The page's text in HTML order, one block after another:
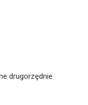
drugorzędnie